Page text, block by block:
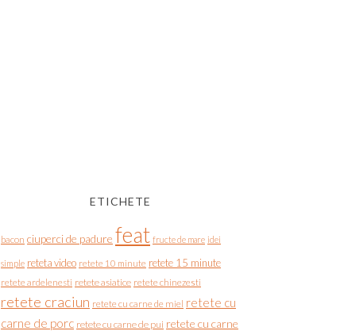
ETICHETE
bacon ciuperci de padure feat fructe de mare idei
simple reteta video retete 10 minute retete 15 minute
retete ardelenesti retete asiatice retete chinezesti
retete craciun retete cu carne de miel retete cu
carne de porc retete cu carne de pui retete cu carne